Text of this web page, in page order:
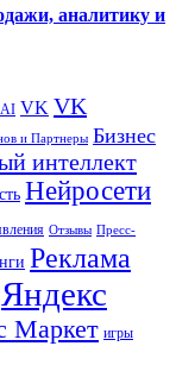
аналитику и
VK VK
и Партнеры Бизнес
интеллект
Нейросети
Отзывы Пресс-
Реклама
Яндекс
Маркет игры